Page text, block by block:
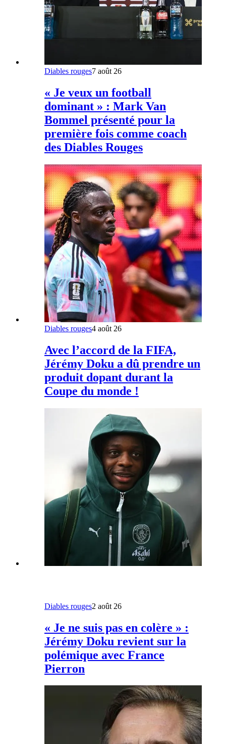
Diables rouges7 août 26
« Je veux un football
dominant » : Mark Van
Bommel présenté pour la
première fois comme coach
des Diables Rouges
Diables rouges4 août 26
Avec l’accord de la FIFA,
Jérémy Doku a dû prendre un
produit dopant durant la
Coupe du monde !
Diables rouges2 août 26
« Je ne suis pas en colère » :
Jérémy Doku revient sur la
polémique avec France
Pierron